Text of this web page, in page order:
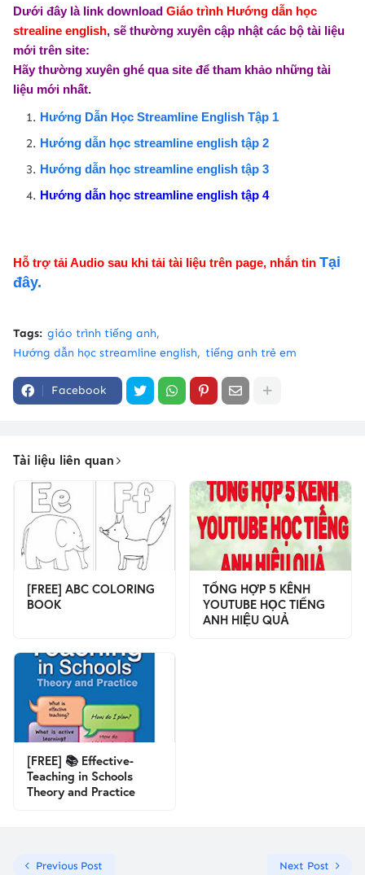
Dưới đây là link download Giáo trình Hướng dẫn học
strealine english, sẽ thường xuyên cập nhật các bộ tài liệu
mới trên site:
Hãy thường xuyên ghé qua site để tham khảo những tài
liệu mới nhất.
Hướng Dẫn Học Streamline English Tập 1
Hướng dẫn học streamline english tập 2
Hướng dẫn học streamline english tập 3
Hướng dẫn học streamline english tập 4
Hỗ trợ tải Audio sau khi tải tài liệu trên page, nhắn tin Tại
đây.
Tags: giáo trình tiếng anh
Hướng dẫn học streamline english
tiếng anh trẻ em
Facebook
Tài liệu liên quan
[FREE] ABC COLORING
BOOK
TỔNG HỢP 5 KÊNH
YOUTUBE HỌC TIẾNG
ANH HIỆU QUẢ
[FREE] 📚 Effective-
Teaching in Schools
Theory and Practice
Previous Post Next Post